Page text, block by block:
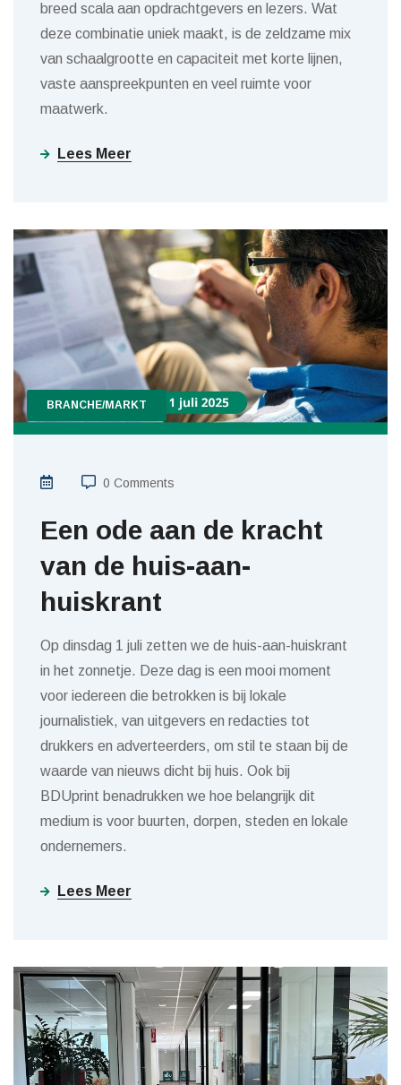
breed scala aan opdrachtgevers en lezers. Wat
deze combinatie uniek maakt, is de zeldzame mix
van schaalgrootte en capaciteit met korte lijnen,
vaste aanspreekpunten en veel ruimte voor
maatwerk.
Lees Meer
BRANCHE/MARKT
0 Comments
Een ode aan de kracht
van de huis-aan-
huiskrant
Op dinsdag 1 juli zetten we de huis-aan-huiskrant
in het zonnetje. Deze dag is een mooi moment
voor iedereen die betrokken is bij lokale
journalistiek, van uitgevers en redacties tot
drukkers en adverteerders, om stil te staan bij de
waarde van nieuws dicht bij huis. Ook bij
BDUprint benadrukken we hoe belangrijk dit
medium is voor buurten, dorpen, steden en lokale
ondernemers.
Lees Meer